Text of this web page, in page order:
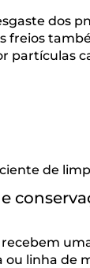
dos
freios
partículas
de
recebem
ou linha de